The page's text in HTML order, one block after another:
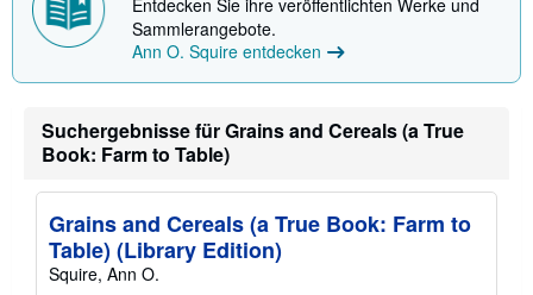
Entdecken Sie ihre veröffentlichten Werke und
Sammlerangebote.
Ann O. Squire entdecken
Suchergebnisse für Grains and Cereals (a True
Book: Farm to Table)
Grains and Cereals (a True Book: Farm to
Table) (Library Edition)
Squire, Ann O.